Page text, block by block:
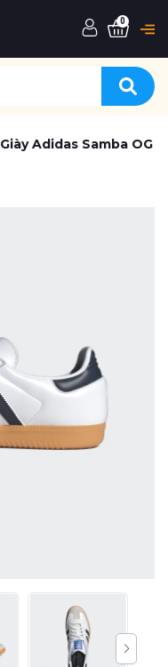
0
Giày Adidas Samba OG